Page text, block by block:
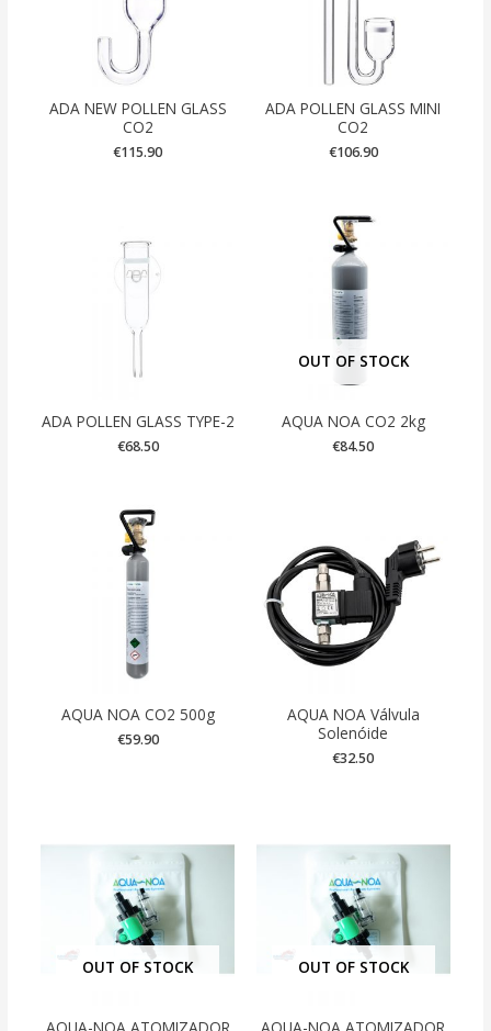
ADA NEW POLLEN GLASS
CO2
€115.90
ADA POLLEN GLASS MINI
CO2
€106.90
ADA POLLEN GLASS TYPE-2
€68.50
OUT OF STOCK
AQUA NOA CO2 2kg
€84.50
AQUA NOA CO2 500g
€59.90
AQUA NOA Válvula
Solenóide
€32.50
OUT OF STOCK OUT OF STOCK